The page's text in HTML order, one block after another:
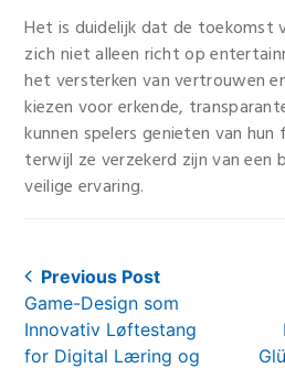
Het is duidelijk dat de toekomst
zich niet alleen richt op
het versterken van vertrouwen
kiezen voor erkende,
kunnen spelers genieten van
terwijl ze verzekerd zijn van een
veilige ervaring.
Post
navigation
Previous Post
Previous
post:
Game-Design som
Innovativ Løftestang
for Digital Læring og